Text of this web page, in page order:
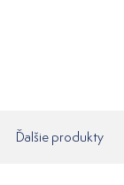
Ďalšie produkty